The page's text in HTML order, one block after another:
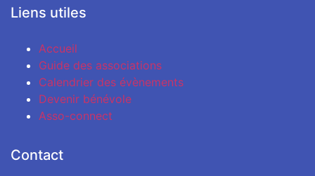
Liens utiles
Accueil
Guide des associations
Calendrier des évènements
Devenir bénévole
Asso-connect
Contact